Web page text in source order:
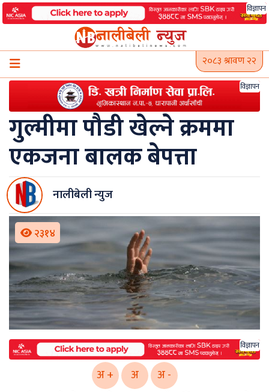
Skip
to
विज्ञापन
२०८३ श्रावण २२
विज्ञापन
गुल्मीमा पौडी खेल्ने क्रममा
एकजना बालक बेपत्ता
नालीबेली न्युज
२३१४
विज्ञापन
अ + अ अ -